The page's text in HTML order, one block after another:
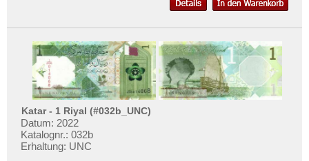
Katar - 1 Riyal (#032b_UNC)
Datum: 2022
Katalognr.: 032b
Erhaltung: UNC